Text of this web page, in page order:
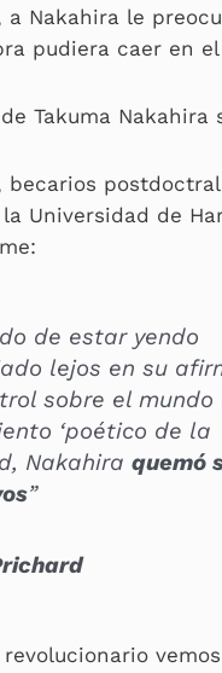
a Nakahira le
pudiera caer en
Takuma Nakahira
becarios
Universidad de
de estar yendo
lejos en su
sobre el mundo
‘poético de la
Nakahiraquemó
”